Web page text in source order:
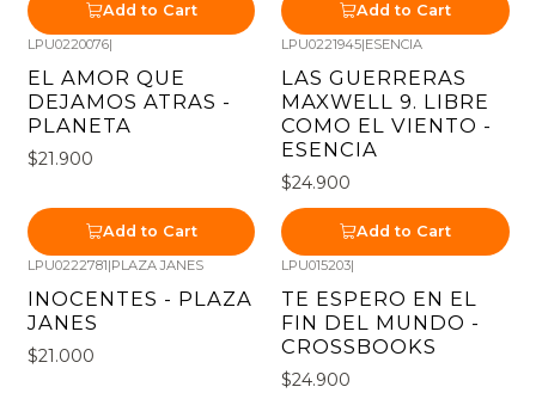
Add to Cart Add to Cart
LPU0220076|
EL AMOR QUE
DEJAMOS ATRAS -
PLANETA
$21.900
Add to Cart
LPU0221945|ESENCIA
LAS GUERRERAS
MAXWELL 9. LIBRE
COMO EL VIENTO -
ESENCIA
$24.900
Add to Cart
LPU0222781|PLAZA JANES
INOCENTES - PLAZA
JANES
$21.000
LPU015203|
TE ESPERO EN EL
FIN DEL MUNDO -
CROSSBOOKS
$24.900